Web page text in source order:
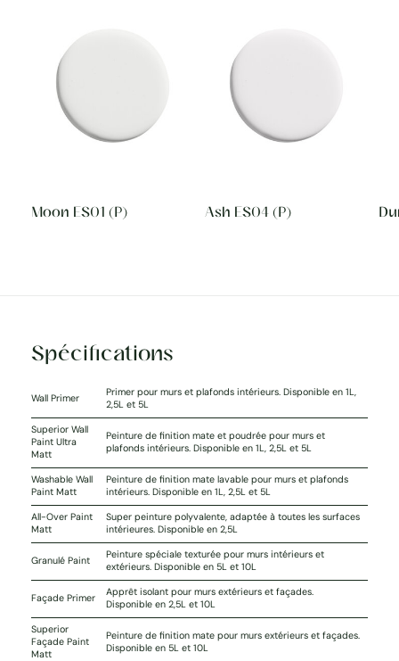
Moon ES01 (P) Ash ES04 (P)
Spécifications
Wall Primer
Primer pour murs et plafonds intérieurs. Disponible en 1L,
2,5L et 5L
Superior Wall
Paint Ultra
Matt
Peinture de finition mate et poudrée pour murs et
plafonds intérieurs. Disponible en 1L, 2,5L et 5L
Washable Wall
Paint Matt
Peinture de finition mate lavable pour murs et plafonds
intérieurs. Disponible en 1L, 2,5L et 5L
All-Over Paint
Matt
Super peinture polyvalente, adaptée à toutes les surfaces
intérieures. Disponible en 2,5L
Granulé Paint
Peinture spéciale texturée pour murs intérieurs et
extérieurs. Disponible en 5L et 10L
Façade Primer
Apprêt isolant pour murs extérieurs et façades.
Disponible en 2,5L et 10L
Superior
Façade Paint
Matt
Peinture de finition mate pour murs extérieurs et façades.
Disponible en 5L et 10L